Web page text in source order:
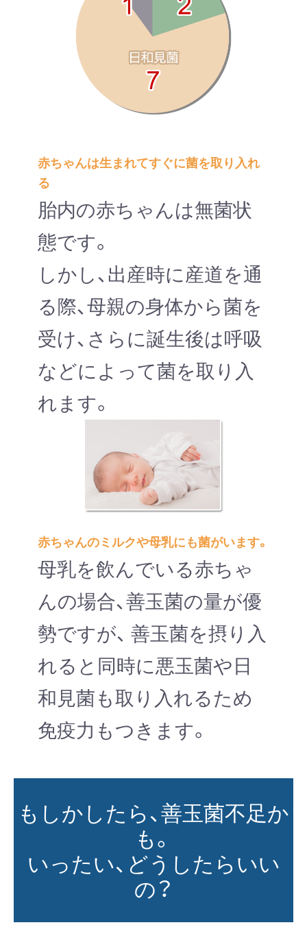
赤ちゃんは生まれてすぐに菌を取り入れ
る
胎内の赤ちゃんは無菌状
態です。
しかし、出産時に産道を通
る際、母親の身体から菌を
受け、さらに誕生後は呼吸
などによって菌を取り入
れます。
赤ちゃんのミルクや母乳にも菌がいます。
母乳を飲んでいる赤ちゃ
んの場合、善玉菌の量が優
勢ですが、 善玉菌を摂り入
れると同時に悪玉菌や日
和見菌も取り入れるため
免疫力もつきます。
もしかしたら、善玉菌不足か
も。
いったい、どうしたらいい
の？